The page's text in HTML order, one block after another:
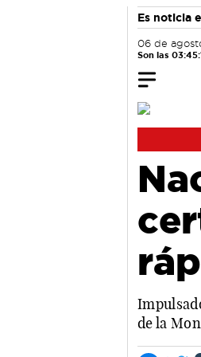
Es noticia
06 de
Son las
de la